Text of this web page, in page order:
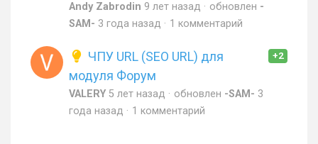
Andy Zabrodin 9 лет назад обновлен -
SAM- 3 года назад 1 комментарий
+2
ЧПУ URL (SEO URL) для
модуля Форум
VALERY 5 лет назад обновлен -SAM- 3
года назад
1 комментарий